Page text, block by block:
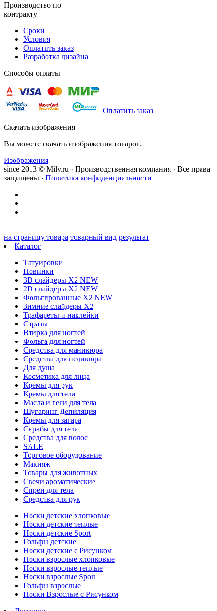
Производство по
контракту
Сроки
Условия
Оплатить заказ
Разработка дизайна
Способы оплаты
Оплатить заказ
Скачать изображения
Вы можете скачать изображения товаров.
Изображения
since 2013 © Milv.ru · Производственная компания · Все права
защищены · Политика конфиденциальности
на страницу товара товарный вид результат
Каталог
Татуировки
Новинки
3D слайдеры X2 NEW
2D слайдеры X2 NEW
Фольгированные X2 NEW
Зимние слайдеры Х2
Трафареты и наклейки
Стразы
Втирка для ногтей
Фольга для ногтей
Средства для маникюра
Средства для педикюра
Для душа
Косметика для лица
Кремы для рук
Кремы для тела
Масла и гели для тела
Шугаринг Депиляция
Кремы для загара
Скрабы для тела
Средства для волос
SALE
Торговое оборудование
Макияж
Товары для животных
Свечи ароматические
Спреи для тела
Средства для рук
Носки детские хлопковые
Носки детские теплые
Носки детские Sport
Гольфы детские
Носки детские с Рисунком
Носки взрослые хлопковые
Носки взрослые теплые
Носки взрослые Sport
Гольфы взрослые
Носки Взрослые с Рисунком